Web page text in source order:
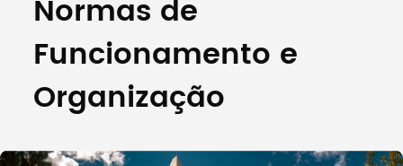
Tipo de conteúdo
Filtros
Normas de
Funcionamento e
Organização